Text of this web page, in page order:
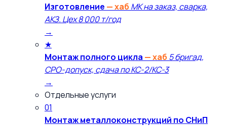
Изготовление — хаб МК на заказ, сварка,
АКЗ. Цех 8 000 т/год
→
★
Монтаж полного цикла — хаб 5 бригад,
СРО-допуск, сдача по КС-2/КС-3
→
Отдельные услуги
01
Монтаж металлоконструкций по СНиП